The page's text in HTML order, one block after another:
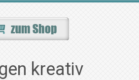
kreativ